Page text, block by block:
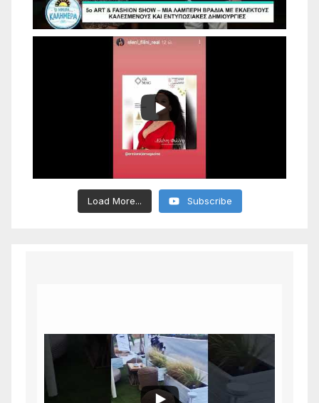
Load More... Subscribe